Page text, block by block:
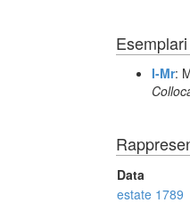
Esemplari
I-Mr:
Data
estate 1789